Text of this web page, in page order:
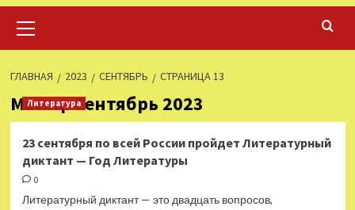
меню
ГЛАВНАЯ 2023 СЕНТЯБРЬ СТРАНИЦА 13
Месяц:Сентябрь 2023
Литература
23 сентября по всей России пройдет Литературный
диктант — Год Литературы
0
Литературный диктант — это двадцать вопросов,